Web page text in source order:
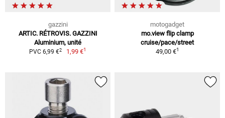
gazzini
ARTIC. RÉTROVIS. GAZZINI
Aluminium, unité
PVC 6,99 €2 1,99 €1
motogadget
mo.view flip clamp
cruise/pace/street
49,00 €1